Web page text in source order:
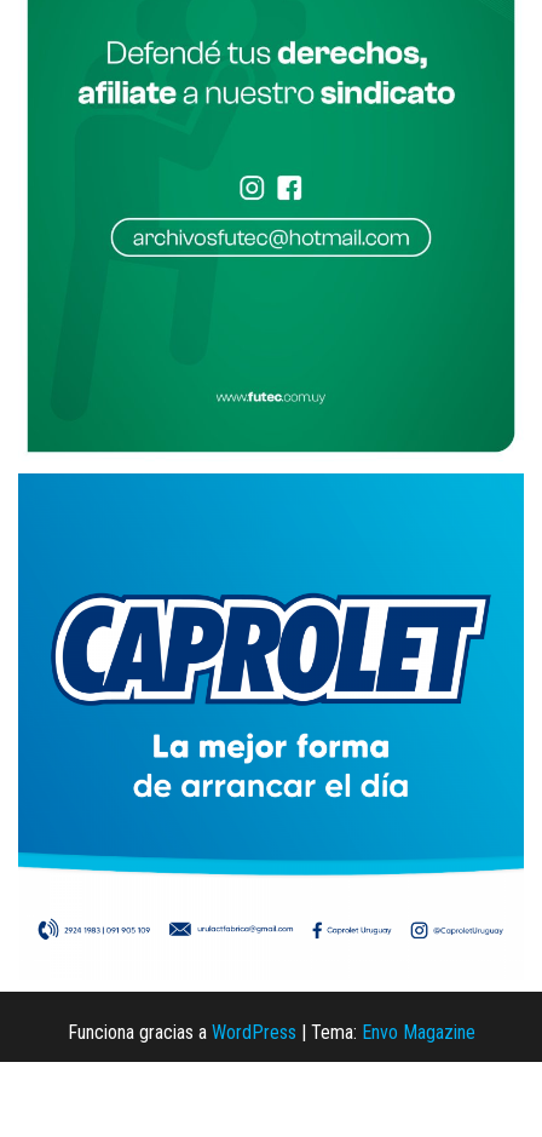
Funciona gracias a WordPress | Tema: Envo Magazine